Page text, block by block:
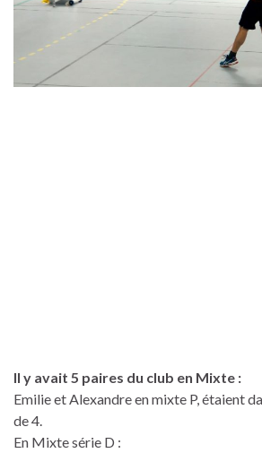
Il y avait 5 paires du club en Mixte :
Emilie et Alexandre en mixte P, étaient
de 4.
En Mixte série D :